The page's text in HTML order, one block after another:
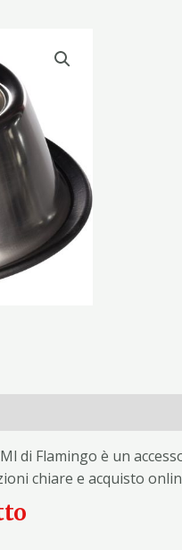
di Flamingo è un
chiare e acquisto